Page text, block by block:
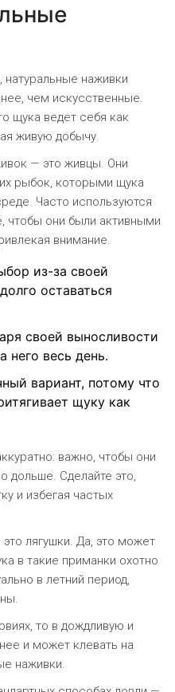
, натуральные наживки
чем искусственные.
щука ведет себя как
живую добычу.
— это живцы. Они
рыбок, которыми щука
Часто используются
чтобы они были активными
внимание.
из-за своей
оставаться
своей выносливости
него весь день.
вариант, потому что
щуку как
важно, чтобы они
дольше. Сделайте это,
и избегая частых
лягушки. Да, это может
в такие приманки охотно
в летний период,
то в дождливую и
и может клевать на
наживки.